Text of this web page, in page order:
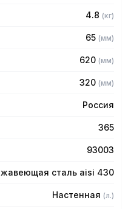
4.8 (кг)
65 (мм)
620 (мм)
320 (мм)
Россия
365
93003
сталь aisi 430
Настенная (л.)